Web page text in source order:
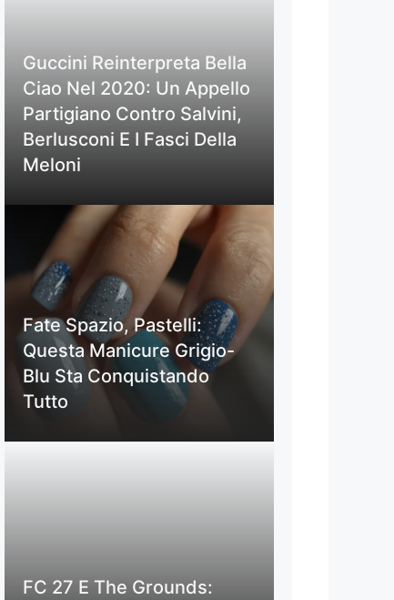
Guccini Reinterpreta Bella
Ciao Nel 2020: Un Appello
Partigiano Contro Salvini,
Berlusconi E I Fasci Della
Meloni
Fate Spazio, Pastelli:
Questa Manicure Grigio-
Blu Sta Conquistando
Tutto
FC 27 E The Grounds: